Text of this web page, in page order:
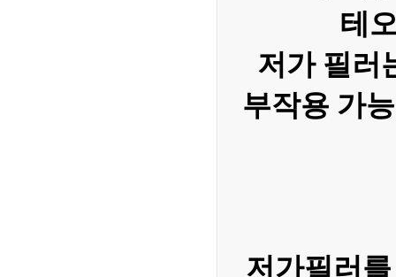
테
저가 필러
부작용 가
저가필러